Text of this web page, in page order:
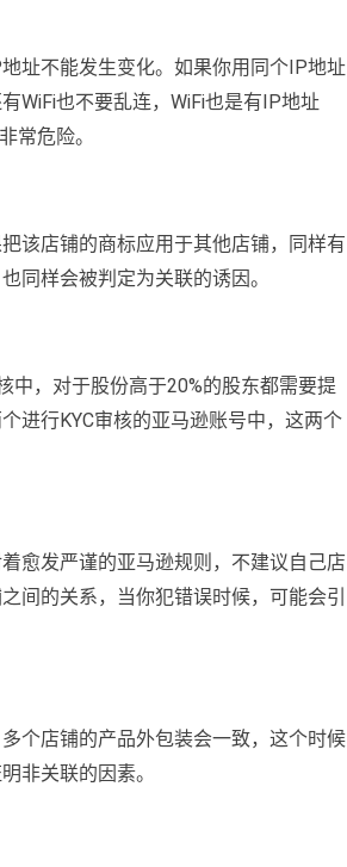
址不能发生变化。如果你用同个IP地址
WiFi也不要乱连，WiFi也是有IP地址
常危险。
该店铺的商标应用于其他店铺，同样有
同样会被判定为关联的诱因。
中，对于股份高于20%的股东都需要提
进行KYC审核的亚马逊账号中，这两个
愈发严谨的亚马逊规则，不建议自己店
间的关系，当你犯错误时候，可能会引
个店铺的产品外包装会一致，这个时候
非关联的因素。